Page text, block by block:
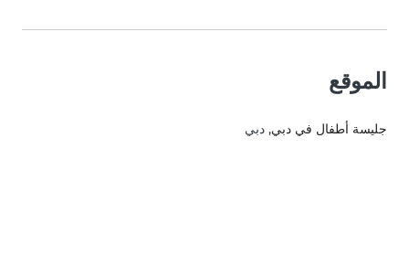
الموقع
جليسة أطفال في دبي, دبي